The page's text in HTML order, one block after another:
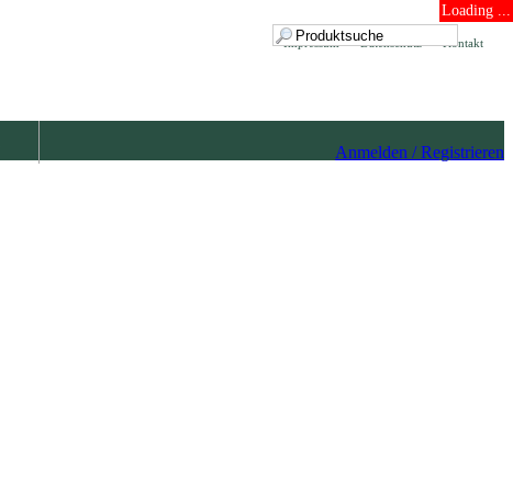
Loading ...
Kontakt
Datenschutz
Impressum
Anmelden / Registrieren